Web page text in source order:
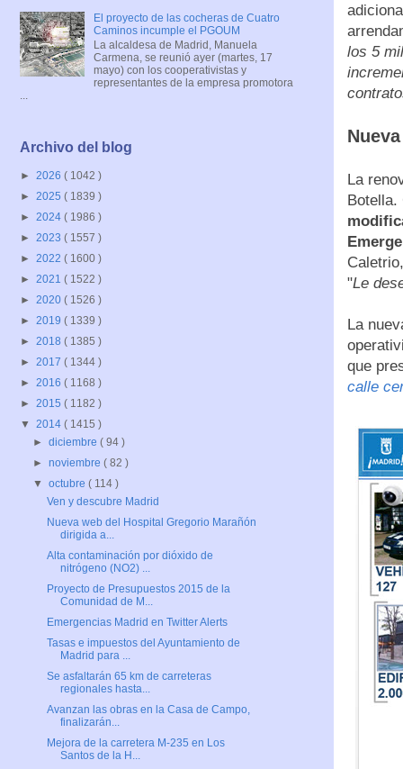
los 5
La
Botella.
"Le
La
que
calle
El proyecto de las cocheras de Cuatro
Caminos incumple el PGOUM
La alcaldesa de Madrid, Manuela
Carmena, se reunió ayer (martes, 17
mayo) con los cooperativistas y
representantes de la empresa promotora
...
Archivo del blog
► 2026 ( 1042 )
► 2025 ( 1839 )
► 2024 ( 1986 )
► 2023 ( 1557 )
► 2022 ( 1600 )
► 2021 ( 1522 )
► 2020 ( 1526 )
► 2019 ( 1339 )
► 2018 ( 1385 )
► 2017 ( 1344 )
► 2016 ( 1168 )
► 2015 ( 1182 )
▼ 2014 ( 1415 )
►diciembre( 94 )
►noviembre( 82 )
▼octubre( 114 )
Ven y descubre Madrid
Nueva web del Hospital Gregorio Marañón
dirigida a...
Alta contaminación por dióxido de
nitrógeno (NO2) ...
Proyecto de Presupuestos 2015 de la
Comunidad de M...
Emergencias Madrid en Twitter Alerts
Tasas e impuestos del Ayuntamiento de
Madrid para ...
Se asfaltarán 65 km de carreteras
regionales hasta...
Avanzan las obras en la Casa de Campo,
finalizarán...
Mejora de la carretera M-235 en Los
Santos de la H...